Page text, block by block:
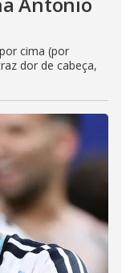
cima (por
dor de cabeça,